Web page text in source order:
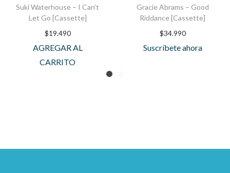
Suki Waterhouse – I Can’t
Let Go [Cassette]
$19.490
AGREGAR AL
CARRITO
Gracie Abrams – Good
Riddance [Cassette]
$34.990
Suscríbete ahora